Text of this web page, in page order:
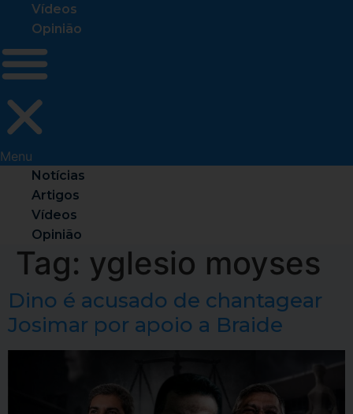
Vídeos
Opinião
Menu
Notícias
Artigos
Vídeos
Opinião
Tag: yglesio moyses
Dino é acusado de chantagear
Josimar por apoio a Braide